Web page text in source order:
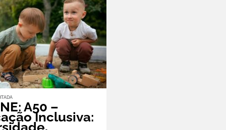
A50 –
Inclusiva: